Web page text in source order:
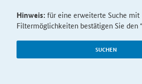
SUCHEN
Hinweis:für eine erweiterte Suche mit
Filtermöglichkeiten bestätigen Sie den